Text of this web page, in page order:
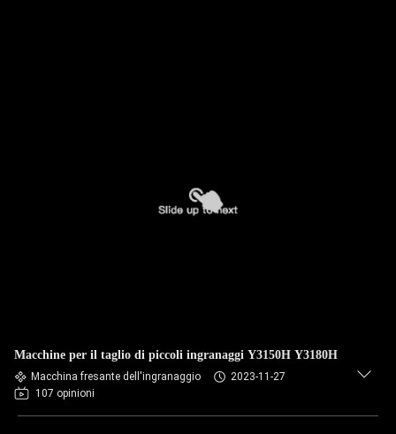
Macchine per il taglio di piccoli ingranaggi Y3150H Y3180H
Macchina fresante dell'ingranaggio
2023-11-27
107 opinioni